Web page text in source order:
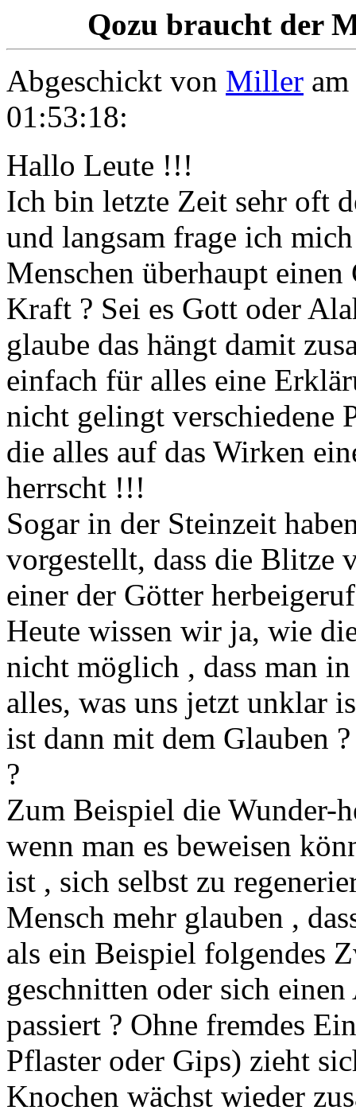
Qozu braucht der
Abgeschickt von Miller
01:53:18:
Hallo Leute !!!
Ich bin letzte Zeit sehr oft
und langsam frage ich
Menschen überhaupt
Kraft ? Sei es Gott oder
glaube das hängt damit
einfach für alles eine
nicht gelingt verschiedene
die alles auf das Wirken
herrscht !!!
Sogar in der Steinzeit
vorgestellt, dass die Blitze
einer der Götter
Heute wissen wir ja, wie
nicht möglich , dass man
alles, was uns jetzt unklar
ist dann mit dem Glauben
?
Zum Beispiel die Wunder-
wenn man es beweisen
ist , sich selbst zu
Mensch mehr glauben ,
als ein Beispiel folgendes
geschnitten oder sich
passiert ? Ohne fremdes
Pflaster oder Gips) zieht
Knochen wächst wieder